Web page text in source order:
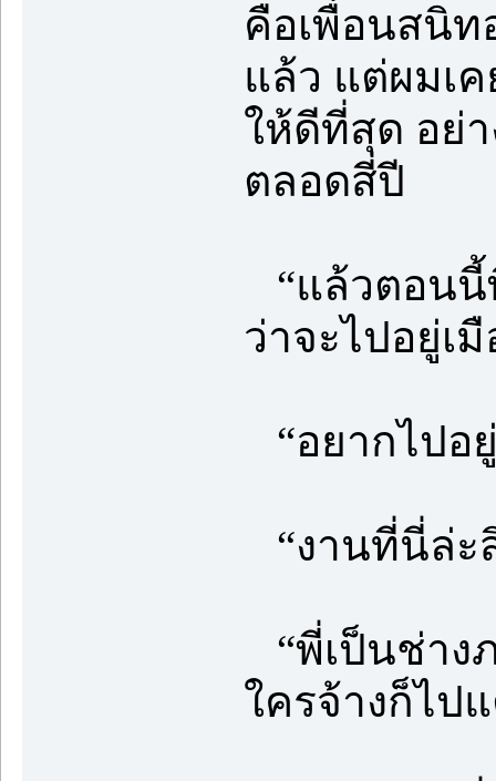
คือเพื่อนสนิท
แล้ว แต่ผมเ
ให้ดีที่สุด อย่
ตลอดสี่ปี
“แล้วตอนนี้
ว่าจะไปอยู่เ
“อยากไปอ
“งานที่นี่ล่ะ
“พี่เป็นช่าง
ใครจ้างก็ไป